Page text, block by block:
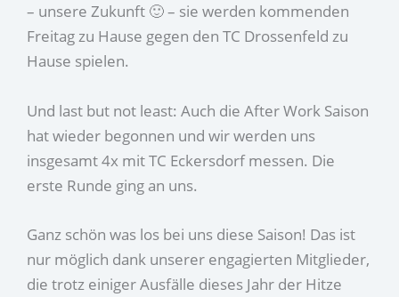
– unsere Zukunft 🙂 – sie werden kommenden
Freitag zu Hause gegen den TC Drossenfeld zu
Hause spielen.
Und last but not least: Auch die After Work Saison
hat wieder begonnen und wir werden uns
insgesamt 4x mit TC Eckersdorf messen. Die
erste Runde ging an uns.
Ganz schön was los bei uns diese Saison! Das ist
nur möglich dank unserer engagierten Mitglieder,
die trotz einiger Ausfälle dieses Jahr der Hitze